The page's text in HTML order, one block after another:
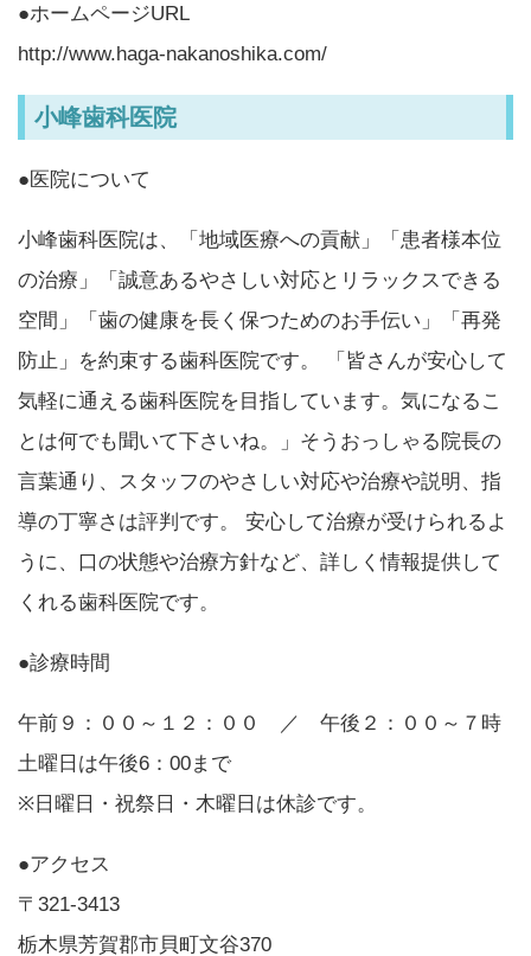
●ホームページURL
http://www.haga-nakanoshika.com/
小峰歯科医院
●医院について
小峰歯科医院は、「地域医療への貢献」「患者様本位
の治療」「誠意あるやさしい対応とリラックスできる
空間」「歯の健康を長く保つためのお手伝い」「再発
防止」を約束する歯科医院です。 「皆さんが安心して
気軽に通える歯科医院を目指しています。気になるこ
とは何でも聞いて下さいね。」そうおっしゃる院長の
言葉通り、スタッフのやさしい対応や治療や説明、指
導の丁寧さは評判です。 安心して治療が受けられるよ
うに、口の状態や治療方針など、詳しく情報提供して
くれる歯科医院です。
●診療時間
午前９：００～１２：００ ／ 午後２：００～７時
土曜日は午後6：00まで
※日曜日・祝祭日・木曜日は休診です。
●アクセス
〒321-3413
栃木県芳賀郡市貝町文谷370